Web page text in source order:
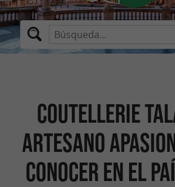
Coutellerie
artesano
conocer en el